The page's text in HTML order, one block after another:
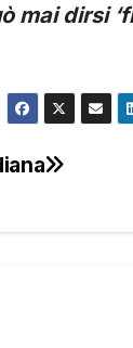
mai dirsi